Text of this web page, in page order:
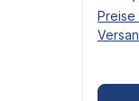
Preise